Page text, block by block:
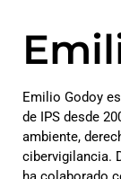
Emilio Godoy
de IPS desde
ambiente,
cibervigilancia.